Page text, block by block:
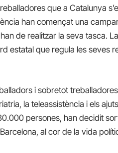
que a Catalunya
han començat una
de realitzar la seva tasca.
estatal que regula les seves
i sobretot
la teleassistència i els
persones, han decidit
al cor de la vida